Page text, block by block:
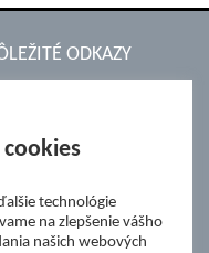
ODKAZY
Železiarne
Informatika s.r.o.
Železiarne Podbrezová
technológie
na zlepšenie vášho
našich webových